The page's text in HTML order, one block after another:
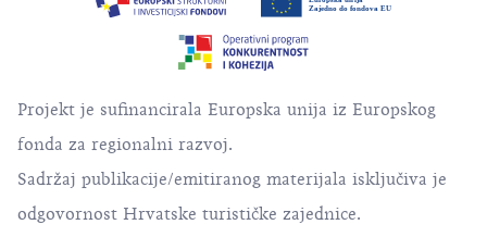
Projekt je sufinancirala Europska unija iz Europskog
fonda za regionalni razvoj.
Sadržaj publikacije/emitiranog materijala isključiva je
odgovornost Hrvatske turističke zajednice.